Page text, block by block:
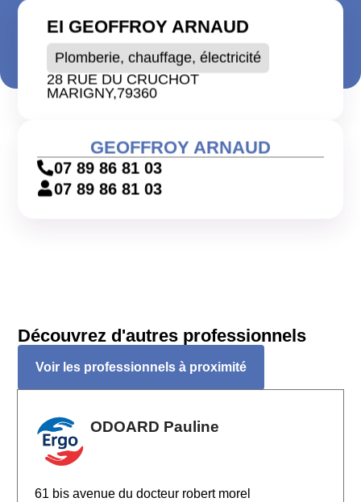
EI GEOFFROY ARNAUD
Plomberie, chauffage, électricité
28 RUE DU CRUCHOT
MARIGNY,79360
GEOFFROY ARNAUD
07 89 86 81 03
07 89 86 81 03
Découvrez d'autres professionnels
Voir les professionnels à proximité
ODOARD Pauline
61 bis avenue du docteur robert morel